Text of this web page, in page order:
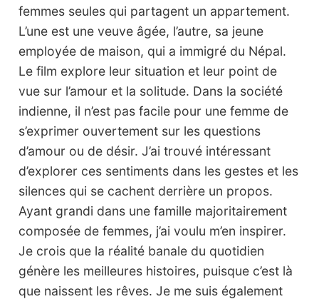
femmes seules qui partagent un appartement.
L’une est une veuve âgée, l’autre, sa jeune
employée de maison, qui a immigré du Népal.
Le film explore leur situation et leur point de
vue sur l’amour et la solitude. Dans la société
indienne, il n’est pas facile pour une femme de
s’exprimer ouvertement sur les questions
d’amour ou de désir. J’ai trouvé intéressant
d’explorer ces sentiments dans les gestes et les
silences qui se cachent derrière un propos.
Ayant grandi dans une famille majoritairement
composée de femmes, j’ai voulu m’en inspirer.
Je crois que la réalité banale du quotidien
génère les meilleures histoires, puisque c’est là
que naissent les rêves. Je me suis également